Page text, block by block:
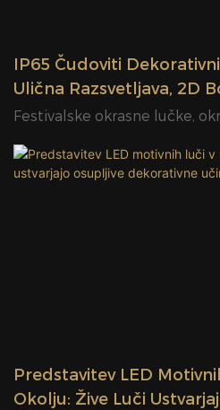
IP65 Čudoviti
Ulična Razsvetljava, 2D
Motiv Razsvetljave
Festivalske okrasne lučke,
Predstavitev LED
Okolju: Žive Luči